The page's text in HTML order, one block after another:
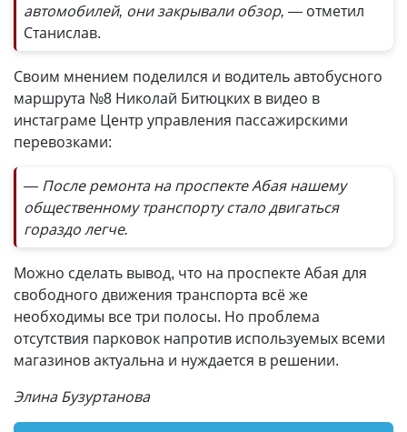
автомобилей, они закрывали обзор, — отметил
Станислав.
Своим мнением поделился и водитель автобусного
маршрута №8 Николай Битюцких в видео в
инстаграме Центр управления пассажирскими
перевозками:
— После ремонта на проспекте Абая нашему
общественному транспорту стало двигаться
гораздо легче.
Можно сделать вывод, что на проспекте Абая для
свободного движения транспорта всё же
необходимы все три полосы. Но проблема
отсутствия парковок напротив используемых всеми
магазинов актуальна и нуждается в решении.
Элина Бузуртанова